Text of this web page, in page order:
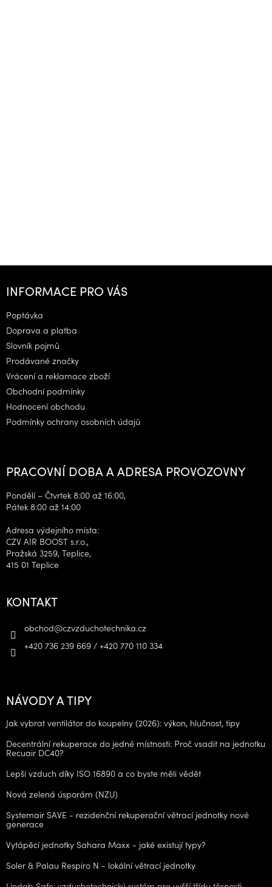
Z
INFORMACE PRO VÁS
Poptávka
Doprava a platba
Slovník pojmů
Prodávané značky
Vrácení a reklamace zboží
Obchodní podmínky
Hodnocení obchodu
Podmínky ochrany osobních údajů
PRACOVNÍ DOBA A ADRESA PROVOZOVNY
Pondělí – Čtvrtek 8:00 až 16:00,
Pátek 8:00 až 14:00
Adresa výdejního místa:
CZV AIR BOOST s.r.o.,
Pražská 3259, Teplice,
415 01 Teplice
KONTAKT
obchod@czvzduchotechnika.cz
+420 736 239 669 / +420 770 110 334
NÁVODY A TIPY
Jak vybrat ventilátor do koupelny (2026): výkon, hlučnost, tipy
Decentrální rekuperace do jedné místnosti: Proč vsadit na jednotku
Recuair DC40?
Lepší vzduch díky ISO 16890 a co byste měli vědět
Nová zelená úsporám (NZU)
Systemair SAVE - rezidenční rekuperační větrací jednotky nové
generace
Vytápěcí jednotky Sahara Maxx - jaké existují typy?
Soler & Palau Respiro N - lokální větrací jednotky